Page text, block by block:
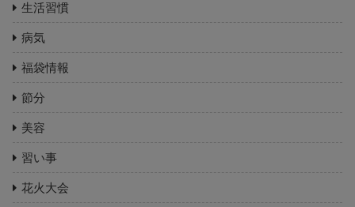
生活習慣
病気
福袋情報
節分
美容
習い事
花火大会